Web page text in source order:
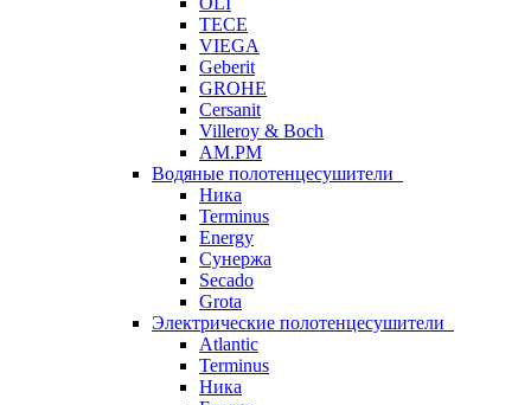
TECE
VIEGA
Geberit
GROHE
Cersanit
Villeroy & Boch
AM.PM
Водяные полотенцесушители
Ника
Terminus
Energy
Сунержа
Secado
Grota
Электрические полотенцесушители
Atlantic
Terminus
Ника